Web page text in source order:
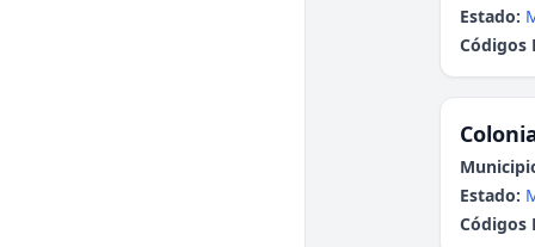
Estado:
Códigos
Estado:
Códigos